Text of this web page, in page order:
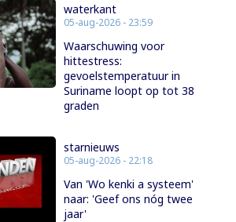
waterkant
05-aug-2026 - 23:59
Waarschuwing voor
hittestress:
gevoelstemperatuur in
Suriname loopt op tot 38
graden
starnieuws
05-aug-2026 - 22:18
Van 'Wo kenki a systeem'
naar: 'Geef ons nóg twee
jaar'